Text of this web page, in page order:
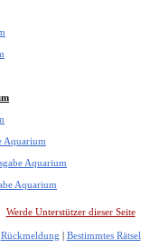
Aquarium
Aquarium
Aquarium
Werde Unterstützer dieser Seite
Rückmeldung | Bestimmtes Rätsel